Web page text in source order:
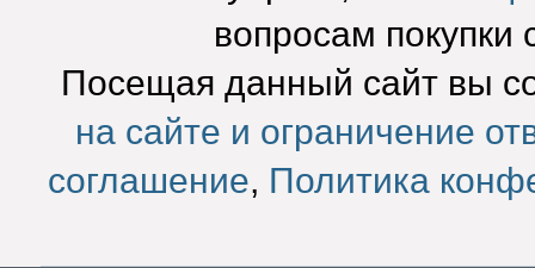
вопросам покупки
Посещая данный сайт вы
на сайте и ограничение
соглашение, Политика